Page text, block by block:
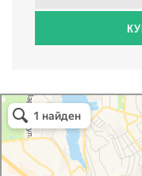
Атриум-Крым
Системы водоснабжения,
Снабжение строительных